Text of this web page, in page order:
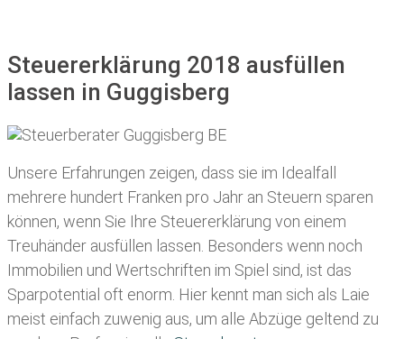
Steuererklärung 2018 ausfüllen
lassen in Guggisberg
Unsere Erfahrungen zeigen, dass sie im Idealfall
mehrere hundert Franken pro Jahr an Steuern sparen
können, wenn Sie Ihre Steuererklärung von einem
Treuhänder ausfüllen lassen . Besonders wenn noch
Immobilien und Wertschriften im Spiel sind, ist das
Sparpotential oft enorm. Hier kennt man sich als Laie
meist einfach zuwenig aus, um alle Abzüge geltend zu